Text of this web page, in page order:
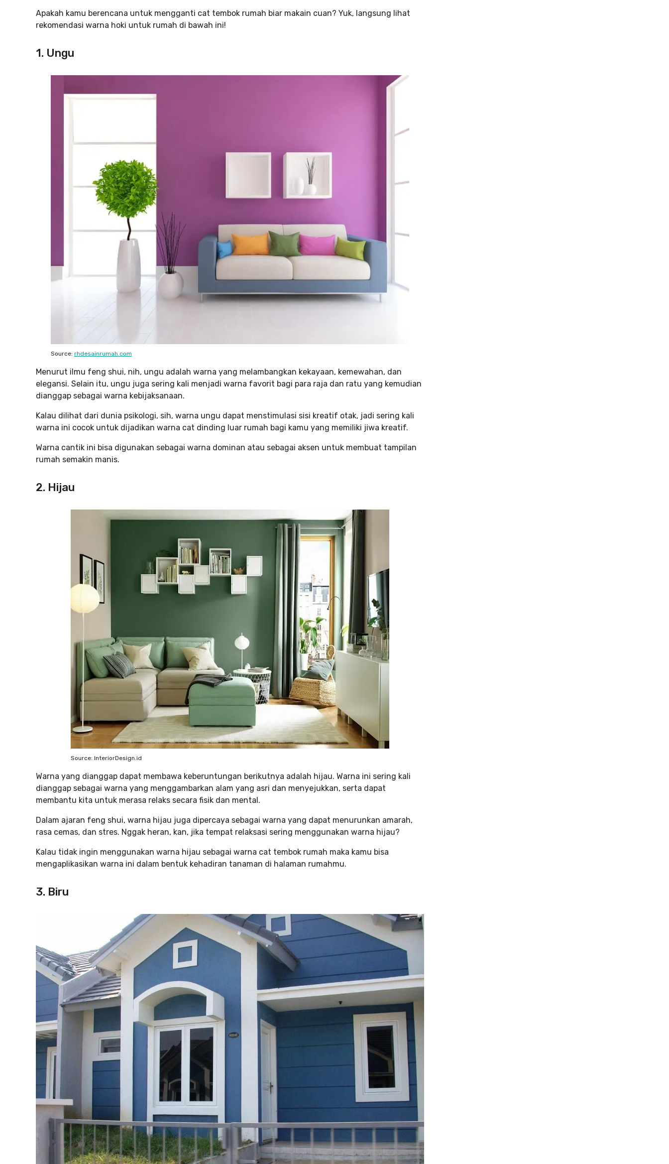
Apakah kamu berencana untuk mengganti cat tembok rumah biar makain cuan? Yuk, langsung lihat
rekomendasi warna hoki untuk rumah di bawah ini!
1. Ungu
Source: rhdesainrumah.com
Menurut ilmu feng shui, nih, ungu adalah warna yang melambangkan kekayaan, kemewahan, dan
elegansi. Selain itu, ungu juga sering kali menjadi warna favorit bagi para raja dan ratu yang kemudian
dianggap sebagai warna kebijaksanaan.
Kalau dilihat dari dunia psikologi, sih, warna ungu dapat menstimulasi sisi kreatif otak, jadi sering kali
warna ini cocok untuk dijadikan warna cat dinding luar rumah bagi kamu yang memiliki jiwa kreatif.
Warna cantik ini bisa digunakan sebagai warna dominan atau sebagai aksen untuk membuat tampilan
rumah semakin manis.
2. Hijau
Source: InteriorDesign.id
Warna yang dianggap dapat membawa keberuntungan berikutnya adalah hijau. Warna ini sering kali
dianggap sebagai warna yang menggambarkan alam yang asri dan menyejukkan, serta dapat
membantu kita untuk merasa relaks secara fisik dan mental.
Dalam ajaran feng shui, warna hijau juga dipercaya sebagai warna yang dapat menurunkan amarah,
rasa cemas, dan stres. Nggak heran, kan, jika tempat relaksasi sering menggunakan warna hijau?
Kalau tidak ingin menggunakan warna hijau sebagai warna cat tembok rumah maka kamu bisa
mengaplikasikan warna ini dalam bentuk kehadiran tanaman di halaman rumahmu.
3. Biru